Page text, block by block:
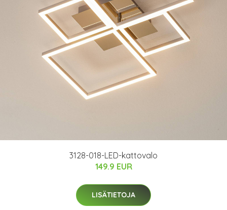
3128-018-LED-kattovalo
149.9 EUR
LISÄTIETOJA